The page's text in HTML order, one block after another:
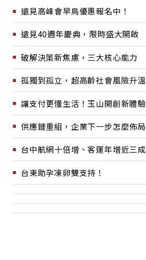
遠見高峰會早鳥優惠報名中！
遠見40週年慶典，限時盛大開啟
破解決策新焦慮，三大核心能力
孤獨到孤立，超高齡社會風險升溫
讓支付更懂生活！玉山開創新體驗
供應鏈重組，企業下一步怎麼佈局
台中航網十倍增、客運年增近三成
台東助孕凍卵雙支持！